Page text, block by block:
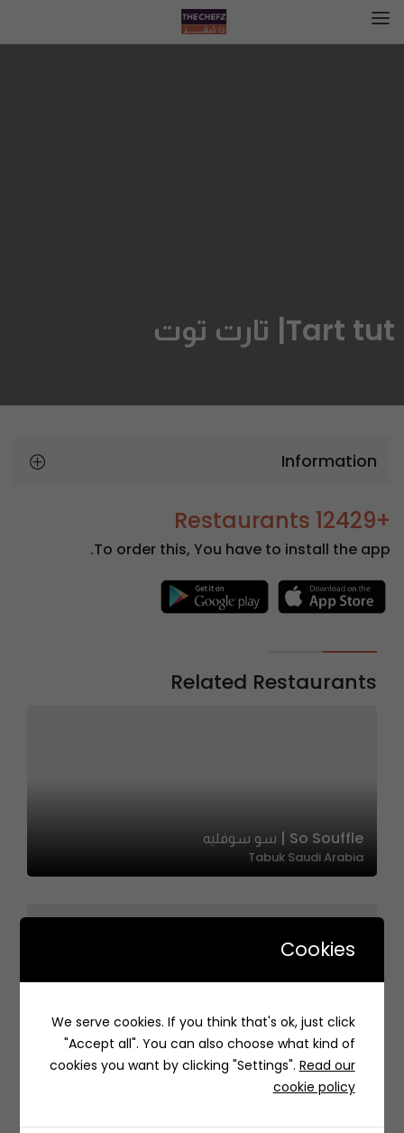
Tart tut| تارت توت
Information
+12429 Restaurants
To order this, You have to install the app.
Related Restaurants
So Souffle | سو سوفليه
Tabuk Saudi Arabia
Vampa | فامبا
Alyasmin, Riyadh 13322, Saudi Arabia
Cookies
We serve cookies. If you think that's ok, just click
"Accept all". You can also choose what kind of
cookies you want by clicking "Settings". Read our
cookie policy